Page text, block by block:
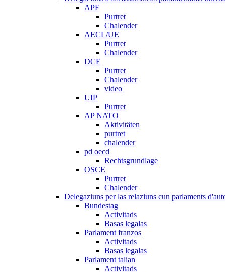
APF
Purtret
Chalender
AECL/UE
Purtret
Chalender
DCE
Purtret
Chalender
video
UIP
Purtret
AP NATO
Aktivitäten
purtret
chalender
pd oecd
Rechtsgrundlage
OSCE
Purtret
Chalender
Delegaziuns per las relaziuns cun parlaments
Bundestag
Activitads
Basas legalas
Parlament franzos
Activitads
Basas legalas
Parlament talian
Activitads